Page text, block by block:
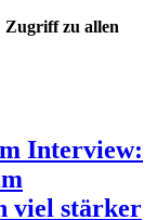
Zugriff zu allen
Interview:
viel stärker